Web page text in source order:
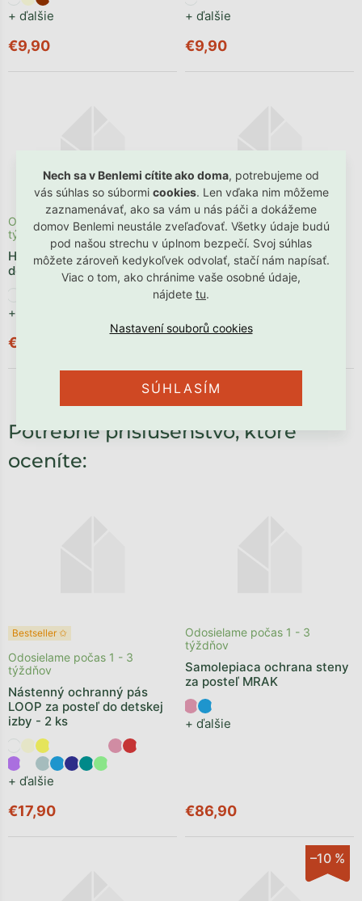
Nech sa v Benlemi cítite ako doma, potrebujeme od
vás súhlas so súbormi cookies. Len vďaka nim môžeme
zaznamenávať, ako sa vám u nás páči a dokážeme
domov Benlemi neustále zveľaďovať. Všetky údaje budú
pod našou strechu v úplnom bezpečí. Svoj súhlas
môžete zároveň kedykoľvek odvolať, stačí nám napísať.
Viac o tom, ako chránime vaše osobné údaje,
nájdete tu.
SÚHLASÍM
+ ďalšie
€9,90
+ ďalšie
€9,90
Hracie puzzle podložka do
detskej izby LAMA
+ ďalšie
Odosielame počas 1 - 3
týždňov
€9,90
Penová podlaha puzzle 20
dielov BARÁNOK A LAMA
Odosielame počas 1 - 3
týždňov
Potrebné príslušenstvo, ktoré
oceníte:
Bestseller ✩
Nástenný ochranný pás
LOOP za posteľ do detskej
izby - 2 ks
+ ďalšie
Odosielame počas 1 - 3
týždňov
€17,90
Samolepiaca ochrana steny
za posteľ MRAK
+ ďalšie
Odosielame počas 1 - 3
týždňov
€86,90
–10 %